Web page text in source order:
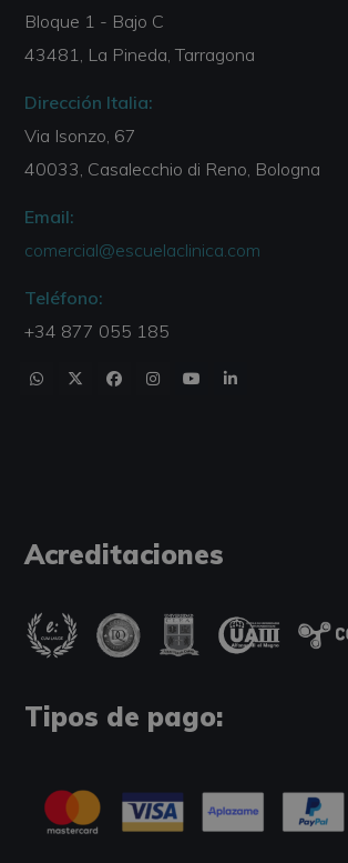
Bloque 1 - Bajo C
43481, La Pineda, Tarragona
Dirección Italia:
Via Isonzo, 67
40033, Casalecchio di Reno, Bologna
Email:
comercial@escuelaclinica.com
Teléfono:
+34 877 055 185
Acreditaciones
Tipos de pago: